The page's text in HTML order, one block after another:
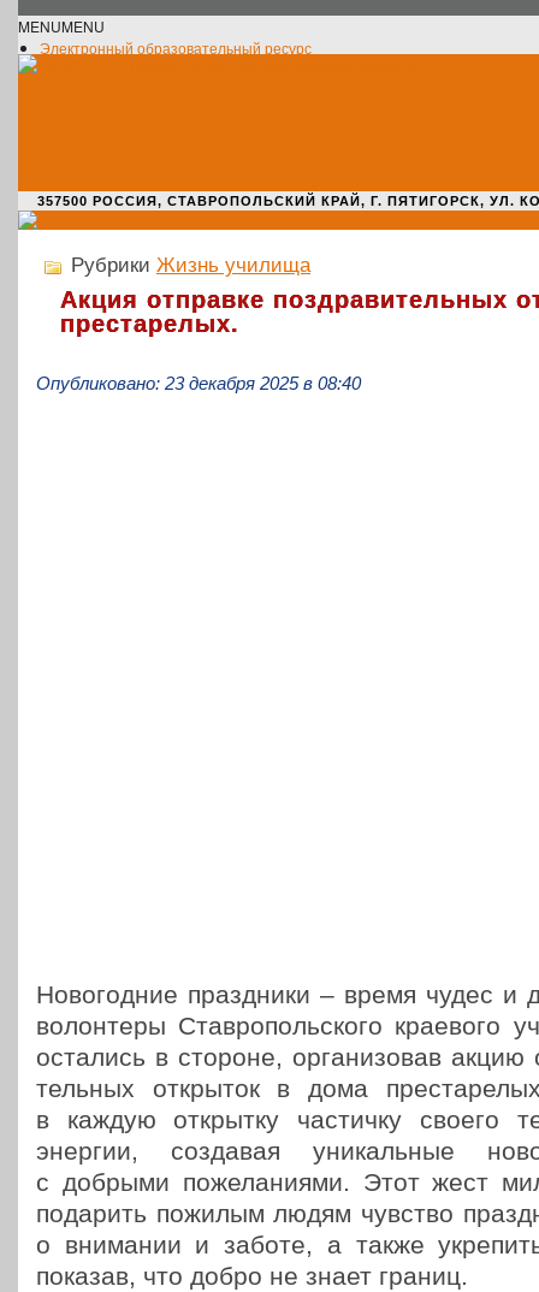
MENUMENU
Электронный образовательный ресурс
357500 РОССИЯ, СТАВРОПОЛЬСКИЙ КРАЙ, Г. ПЯТИГОРСК, УЛ.
Рубрики Жизнь училища
Акция отправке поздравительных
престарелых.
Опубликовано: 23 декабря 2025 в 08:40
Ново­год­ние празд­ни­ки – время чудес и
волон­те­ры Став­ро­поль­ско­го кра­е­во­го
оста­лись в стороне, орга­ни­зо­вав акцию
тель­ных откры­ток в дома
в каждую открыт­ку частич­ку своего
энергии, созда­вая уни­каль­ные
с добрыми поже­ла­ни­я­ми. Этот жест
пода­рить пожилым людям чувство
о вни­ма­нии и заботе, а также
показав, что добро не знает границ.